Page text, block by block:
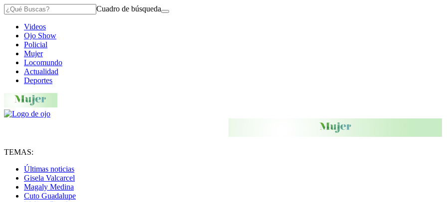
Cuadro de búsqueda
Videos
Ojo Show
Policial
Mujer
Locomundo
Actualidad
Deportes
TEMAS:
Últimas noticias
Gisela Valcarcel
Magaly Medina
Cuto Guadalupe